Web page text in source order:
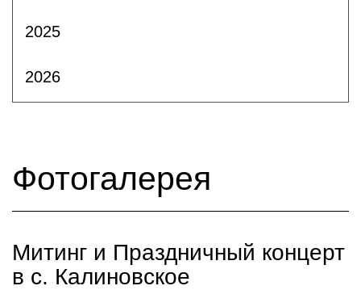
2025
2026
Фотогалерея
Митинг и Праздничный концерт
в с. Калиновское